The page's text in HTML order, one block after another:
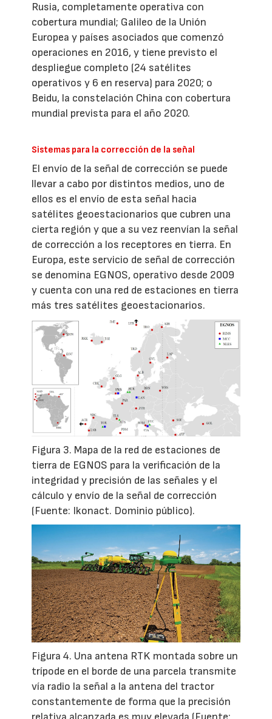
Rusia, completamente operativa con
cobertura mundial; Galileo de la Unión
Europea y países asociados que comenzó
operaciones en 2016, y tiene previsto el
despliegue completo (24 satélites
operativos y 6 en reserva) para 2020; o
Beidu, la constelación China con cobertura
mundial prevista para el año 2020.
Sistemas para la corrección de la señal
El envío de la señal de corrección se puede
llevar a cabo por distintos medios, uno de
ellos es el envío de esta señal hacia
satélites geoestacionarios que cubren una
cierta región y que a su vez reenvían la señal
de corrección a los receptores en tierra. En
Europa, este servicio de señal de corrección
se denomina EGNOS, operativo desde 2009
y cuenta con una red de estaciones en tierra
más tres satélites geoestacionarios.
Figura 3. Mapa de la red de estaciones de
tierra de EGNOS para la verificación de la
integridad y precisión de las señales y el
cálculo y envío de la señal de corrección
(Fuente: Ikonact. Dominio público).
Figura 4. Una antena RTK montada sobre un
trípode en el borde de una parcela transmite
vía radio la señal a la antena del tractor
constantemente de forma que la precisión